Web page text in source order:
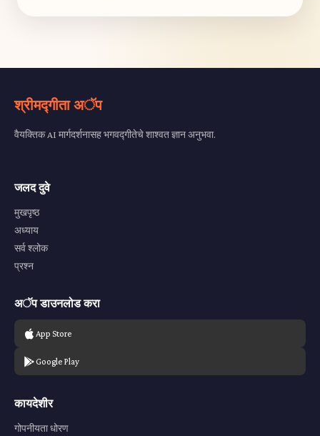
श्रीमद्गीता अॅप
वैयक्तिक AI मार्गदर्शनासह भगवद्गीतेचे शाश्वत ज्ञान अनुभवा.
जलद दुवे
मुखपृष्ठ
अध्याय
सर्व श्लोक
प्रश्न
अॅप डाउनलोड करा
App Store
Google Play
कायदेशीर
गोपनीयता धोरण